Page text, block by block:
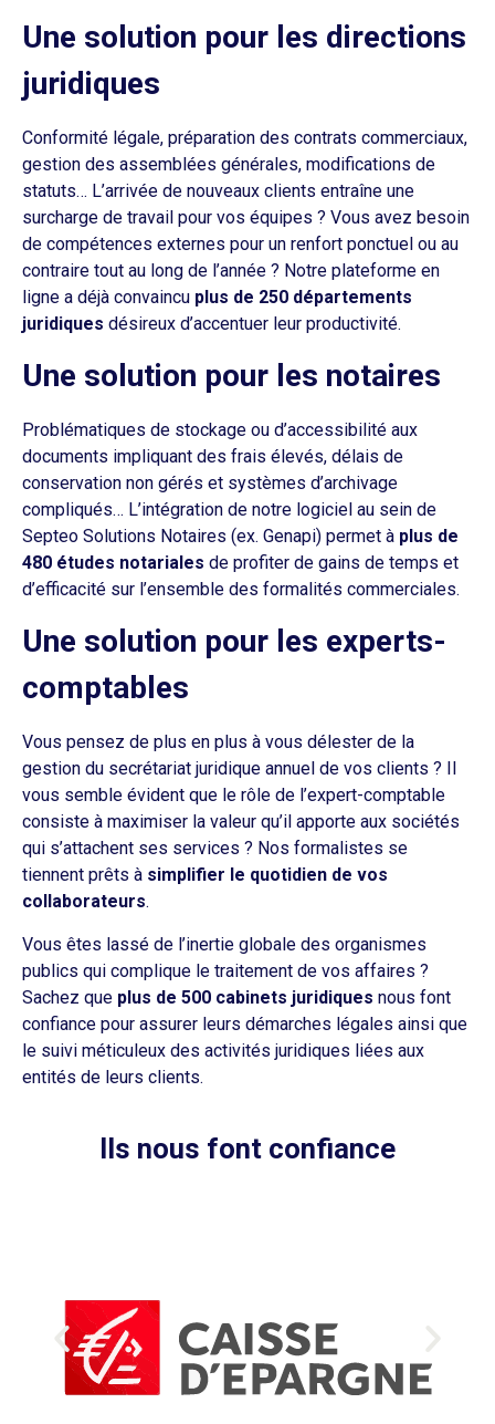
Une solution pour les directions
juridiques
Conformité légale, préparation des contrats commerciaux,
gestion des assemblées générales, modifications de
statuts… L’arrivée de nouveaux clients entraîne une
surcharge de travail pour vos équipes ? Vous avez besoin
de compétences externes pour un renfort ponctuel ou au
contraire tout au long de l’année ? Notre plateforme en
ligne a déjà convaincu plus de 250 départements
juridiques désireux d’accentuer leur productivité.
Une solution pour les notaires
Problématiques de stockage ou d’accessibilité aux
documents impliquant des frais élevés, délais de
conservation non gérés et systèmes d’archivage
compliqués… L’intégration de notre logiciel au sein de
Septeo Solutions Notaires (ex. Genapi) permet à plus de
480 études notariales de profiter de gains de temps et
d’efficacité sur l’ensemble des formalités commerciales.
Une solution pour les experts-
comptables
Vous pensez de plus en plus à vous délester de la
gestion du secrétariat juridique annuel de vos clients ? Il
vous semble évident que le rôle de l’expert-comptable
consiste à maximiser la valeur qu’il apporte aux sociétés
qui s’attachent ses services ? Nos formalistes se
tiennent prêts à simplifier le quotidien de vos
collaborateurs.
Vous êtes lassé de l’inertie globale des organismes
publics qui complique le traitement de vos affaires ?
Sachez que plus de 500 cabinets juridiques nous font
confiance pour assurer leurs démarches légales ainsi que
le suivi méticuleux des activités juridiques liées aux
entités de leurs clients.
Ils nous font confiance